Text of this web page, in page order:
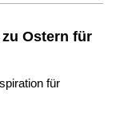
Ostern für
für